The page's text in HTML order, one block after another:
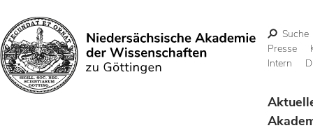
Suchen
Suche
Presse
Intern